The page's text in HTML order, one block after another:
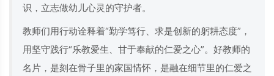
识，立志做幼儿心灵的守护者。
教师们用行动诠释着“勤学笃行、求是创新的躬耕态度”，
用坚守践行“乐教爱生、甘于奉献的仁爱之心”。好教师的
名片，是刻在骨子里的家国情怀，是融在细节里的仁爱之